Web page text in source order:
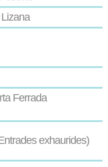
Ferrada
exhaurides)